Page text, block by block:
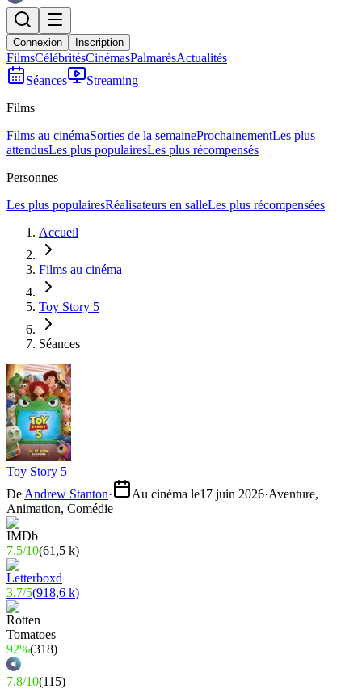
Connexion Inscription
FilmsCélébritésCinémasPalmarèsActualités
Séances
Streaming
Films
Films au cinémaSorties de la semaineProchainementLes plus
attendusLes plus populairesLes plus récompensés
Personnes
Les plus populairesRéalisateurs en salleLes plus récompensées
Accueil
Films au cinéma
Toy Story 5
Séances
Toy Story 5
De Andrew Stanton· Au cinéma le17 juin 2026·Aventure,
Animation, Comédie
7.5/10(61,5 k)
3.7/5(918,6 k)
92%(318)
7.8/10(115)